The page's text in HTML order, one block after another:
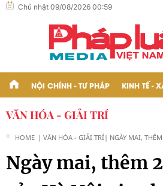
Chủ nhật 09/08/2026 00:59
NỘI CHÍNH - TƯ PHÁP KINH TẾ -
VĂN HÓA - GIẢI TRÍ
HOME | VĂN HÓA - GIẢI TRÍ| NGÀY MAI,
NỘI GIA NHẬP
LƯỚI THÀNH PHỐ
Ngày mai, thêm